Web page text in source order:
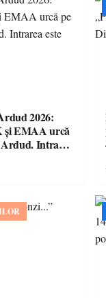
2026:
și EMAA urcă
Intrarea